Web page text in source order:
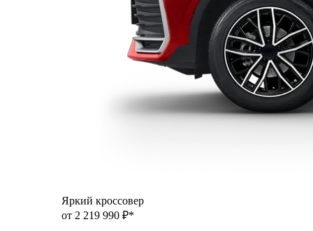
Яркий кроссовер
от 2 219 990 ₽*